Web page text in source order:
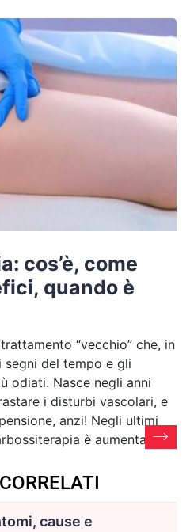
cos’è, come
quando è
“vecchio” che, in
segni del tempo e gli
odiati. Nasce negli anni
i disturbi vascolari, e
anzi! Negli ultimi
è aumentato,
cause e